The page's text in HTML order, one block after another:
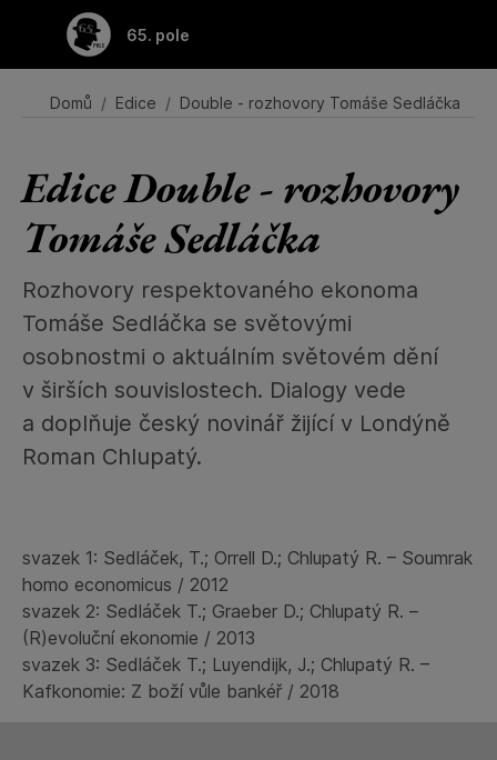
65. pole
Domů Edice Double - rozhovory Tomáše Sedláčka
Edice Double - rozhovory
Tomáše Sedláčka
Rozhovory respektovaného ekonoma
Tomáše Sedláčka se světovými
osobnostmi o aktuálním světovém dění
v širších souvislostech. Dialogy vede
a doplňuje český novinář žijící v Londýně
Roman Chlupatý.
svazek 1: Sedláček, T.; Orrell D.; Chlupatý R. – Soumrak
homo economicus / 2012
svazek 2: Sedláček T.; Graeber D.; Chlupatý R. –
(R)evoluční ekonomie / 2013
svazek 3: Sedláček T.; Luyendijk, J.; Chlupatý R. –
Kafkonomie: Z boží vůle bankéř / 2018